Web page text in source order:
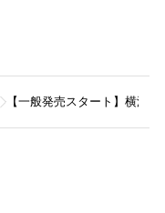
【一般発売スタート】横浜